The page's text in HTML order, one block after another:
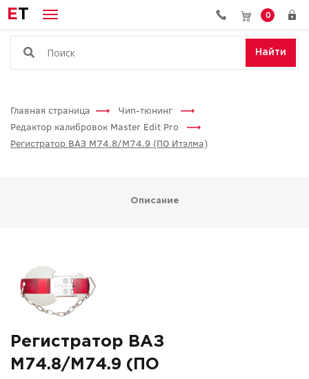
ET 0
Найти
Главная страница
Чип-тюнинг
Редактор калибровок Master Edit Pro
Регистратор ВАЗ М74.8/М74.9 (ПО Итэлма)
Описание
Регистратор ВАЗ
М74.8/М74.9 (ПО